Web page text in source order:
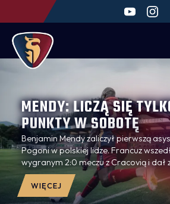
MENDY: LICZĄ SIĘ
PUNKTY W SOBOTĘ
Benjamin Mendy zaliczył pierwszą
Pogoni w polskiej lidze. Francuz
wygranym 2:0 meczu z Cracovią i dał
dodatkowy impuls w ofensywie. Po
Szczecina do Krakowa mistrz świata z
podsumował występ, opowiedział o
WIĘCEJ